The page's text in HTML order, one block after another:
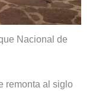
Nacional de
remonta al siglo